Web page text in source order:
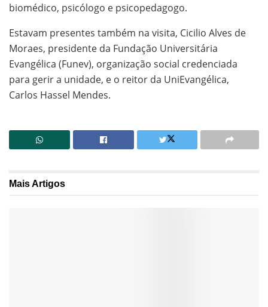
biomédico, psicólogo e psicopedagogo.
Estavam presentes também na visita, Cicilio Alves de
Moraes, presidente da Fundação Universitária
Evangélica (Funev), organização social credenciada
para gerir a unidade, e o reitor da UniEvangélica,
Carlos Hassel Mendes.
MaisArtigos